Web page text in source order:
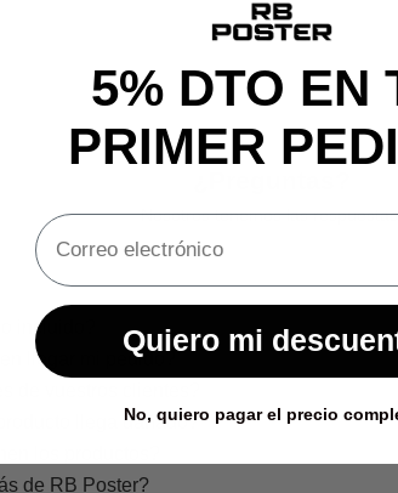
Nosotros tenemos las
incluido?
llegar mi pedido?
llega dañado?
de RB Poster?
5% DTO EN
PRIMER
Quiero mi
No, quiero pagar el precio